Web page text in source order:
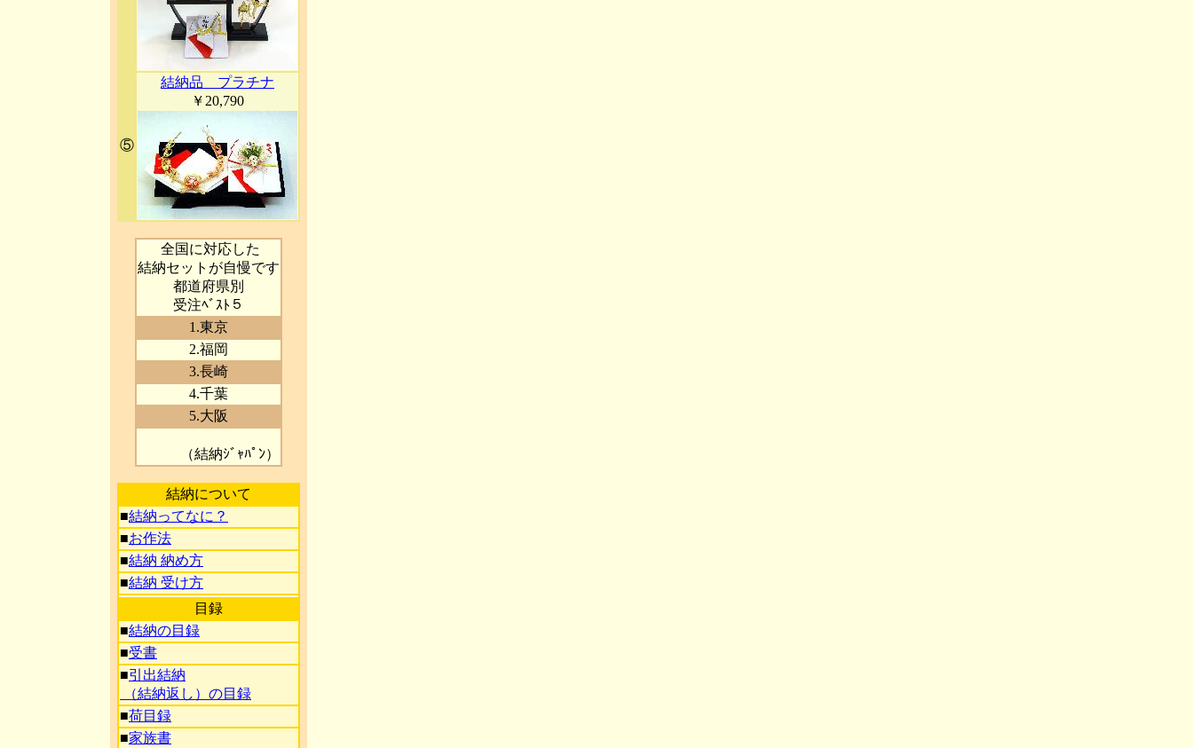
⑤
結納品 プラチナ
￥20,790
全国に対応した
結納セットが自慢です
都道府県別
受注ﾍﾞｽﾄ５
1.東京
2.福岡
3.長崎
4.千葉
5.大阪
（結納ｼﾞｬﾊﾟﾝ）
結納について
■結納ってなに？
■お作法
■結納 納め方
■結納 受け方
目録
■結納の目録
■受書
■引出結納
（結納返し）の目録
■荷目録
■家族書